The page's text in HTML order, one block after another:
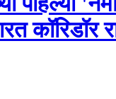
कॉरिडॉर